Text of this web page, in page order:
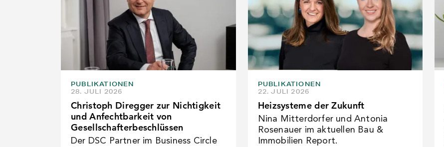
PUBLIKATIONEN
28. JULI 2026
Christoph Diregger zur Nichtigkeit
und Anfechtbarkeit von
Gesellschafterbeschlüssen
Der DSC Partner im Business Circle
PUBLIKATIONEN
22. JULI 2026
Heizsysteme der Zukunft
Nina Mitterdorfer und Antonia
Rosenauer im aktuellen Bau &
Immobilien Report.